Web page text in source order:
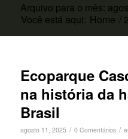
Arquivo para o mês:
Você está aqui: Home /
Ecoparque
na história da
Brasil
agosto 11, 2025 / 0 Comentários /